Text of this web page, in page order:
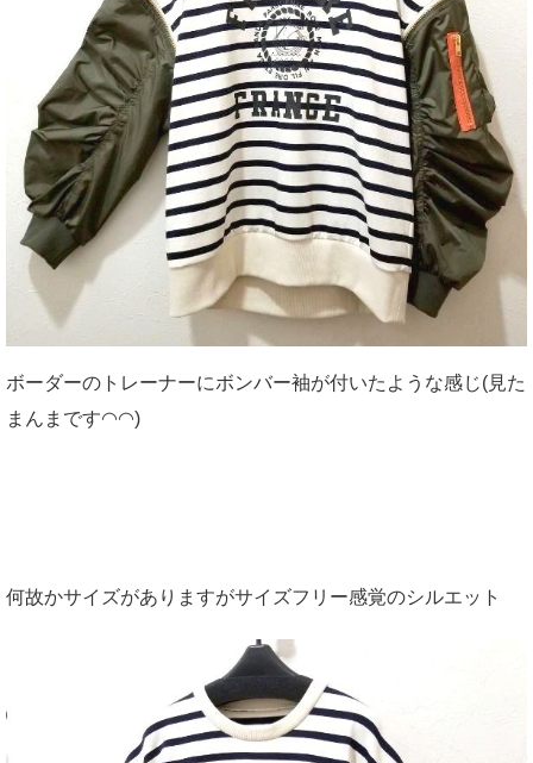
ボーダーのトレーナーにボンバー袖が付いたような感じ(見た
まんまです◠◠)
何故かサイズがありますがサイズフリー感覚のシルエット